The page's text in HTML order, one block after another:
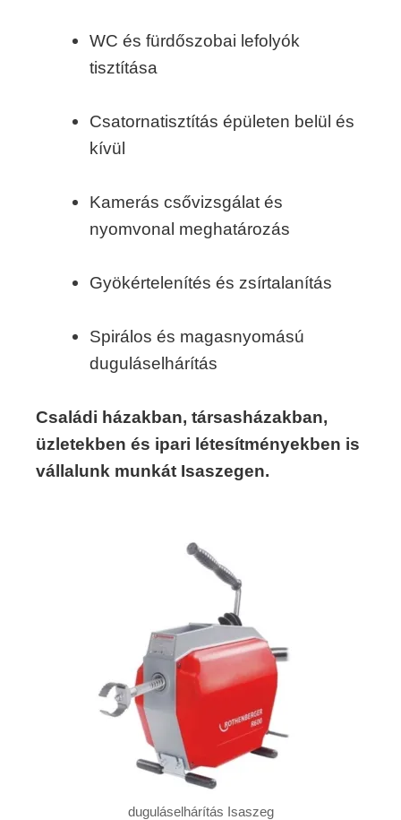
WC és fürdőszobai lefolyók
tisztítása
Csatornatisztítás épületen belül és
kívül
Kamerás csővizsgálat és
nyomvonal meghatározás
Gyökértelenítés és zsírtalanítás
Spirálos és magasnyomású
duguláselhárítás
Családi házakban, társasházakban,
üzletekben és ipari létesítményekben is
vállalunk munkát Isaszegen.
duguláselhárítás Isaszeg